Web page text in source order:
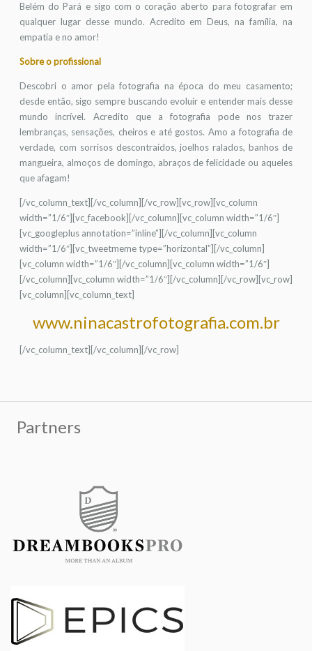
Belém do Pará e sigo com o coração aberto para fotografar em
qualquer lugar desse mundo. Acredito em Deus, na família, na
empatia e no amor!
Sobre o profissional
Descobri o amor pela fotografia na época do meu casamento;
desde então, sigo sempre buscando evoluir e entender mais desse
mundo incrível. Acredito que a fotografia pode nos trazer
lembranças, sensações, cheiros e até gostos. Amo a fotografia de
verdade, com sorrisos descontraídos, joelhos ralados, banhos de
mangueira, almoços de domingo, abraços de felicidade ou aqueles
que afagam!
[/vc_column_text][/vc_column][/vc_row][vc_row][vc_column
width=”1/6″][vc_facebook][/vc_column][vc_column width=”1/6″]
[vc_googleplus annotation=”inline”][/vc_column][vc_column
width=”1/6″][vc_tweetmeme type=”horizontal”][/vc_column]
[vc_column width=”1/6″][/vc_column][vc_column width=”1/6″]
[/vc_column][vc_column width=”1/6″][/vc_column][/vc_row][vc_row]
[vc_column][vc_column_text]
www.ninacastrofotografia.com.br
[/vc_column_text][/vc_column][/vc_row]